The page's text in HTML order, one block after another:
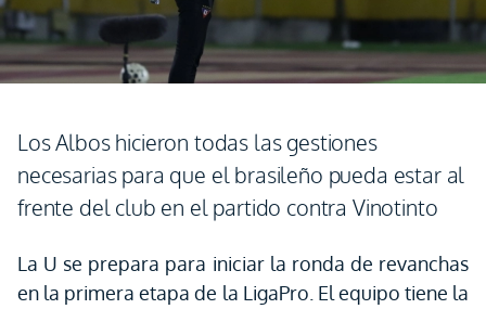
Los Albos hicieron todas las gestiones
necesarias para que el brasileño pueda estar al
frente del club en el partido contra Vinotinto
La U se prepara para iniciar la ronda de revanchas
en la primera etapa de la LigaPro. El equipo tiene la